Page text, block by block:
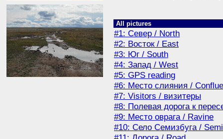
All pictures
#1: Север / North
#2: Восток / East
#3: Юг / South
#4: Запад / West
#5: GPS reading
#6: Место слияния /
#7: Visitors / визитеры
#8: Полевая дорога к
#9: Место оврага / Ravine
#10: Село Семизбуга /